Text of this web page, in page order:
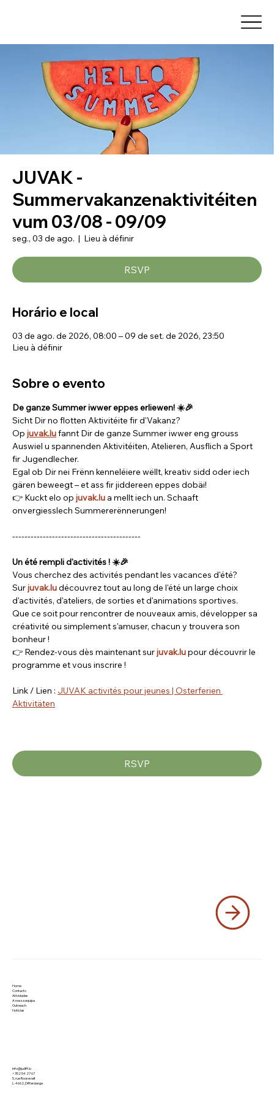
JUVAK -
Summervakanzenaktivitéiten
vum 03/08 - 09/09
seg., 03 de ago.
  |
Lieu à définir
RSVP
Horário e local
03 de ago. de 2026, 08:00 – 09 de set. de 2026, 23:50
Lieu à définir
Sobre o evento
De ganze Summer iwwer eppes erliewen! ☀️🎉
Sicht Dir no flotten Aktivitéite fir d'Vakanz?
Op juvak.lufannt Dir de ganze Summer iwwer eng grouss
Auswiel u spannenden Aktivitéiten, Atelieren, Ausflich a Sport
fir Jugendlecher.
Egal ob Dir nei Frënn kenneléiere wëllt, kreativ sidd oder iech
gären beweegt – et ass fir jiddereen eppes dobäi!
👉 Kuckt elo op juvak.lu a mellt iech un. Schaaft
onvergiesslech Summererënnerungen!
------------------------------------------
Un été rempli d'activités ! ☀️🎉
Vous cherchez des activités pendant les vacances d'été?
Sur juvak.lu découvrez tout au long de l'été un large choix
d'activités, d'ateliers, de sorties et d'animations sportives.
Que ce soit pour rencontrer de nouveaux amis, développer sa
créativité ou simplement s'amuser, chacun y trouvera son
bonheur !
👉 Rendez-vous dès maintenant sur juvak.lu pour découvrir le
programme et vous inscrire !
Link / Lien : JUVAK activités pour jeunes | Osterferien
Aktivitäten
RSVP
info@judiff.lu
+352 54 27 67
5, rue Roosevelt
L-4662, Differdange
Home
Contacto
Atividades
A nossa equipa
Outreach
Notícias